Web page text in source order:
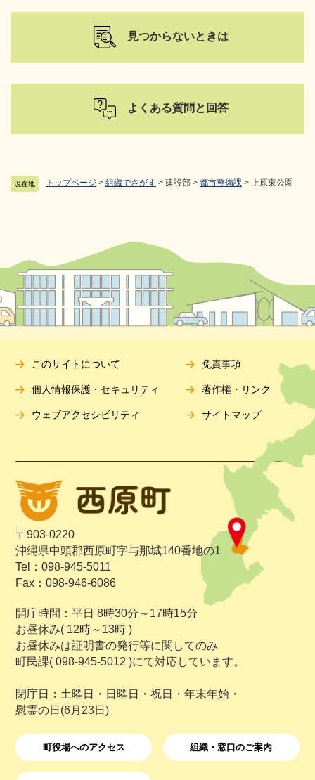
現在地 トップページ > 組織でさがす > 建設部 > 都市整備課 > 上原東公園
見つからないときは
よくある質問と回答
〒903-0220
沖縄県中頭郡西原町字与那城140番地の1
Tel：098-945-5011
Fax：098-946-6086
開庁時間：平日 8時30分～17時15分
お昼休み( 12時～13時 )
お昼休みは証明書の発行等に関してのみ
町民課( 098-945-5012 )にて対応しています。
閉庁日：土曜日・日曜日・祝日・年末年始・
慰霊の日(6月23日)
町役場へのアクセス 組織・窓口のご案内
このサイトについて 免責事項
個人情報保護・セキュリティ 著作権・リンク
ウェブアクセシビリティ サイトマップ